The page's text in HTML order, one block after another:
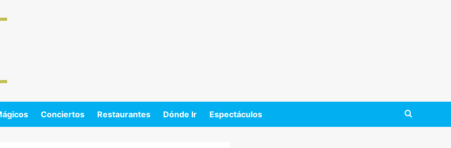
Conciertos Restaurantes Dónde Ir Espectáculos